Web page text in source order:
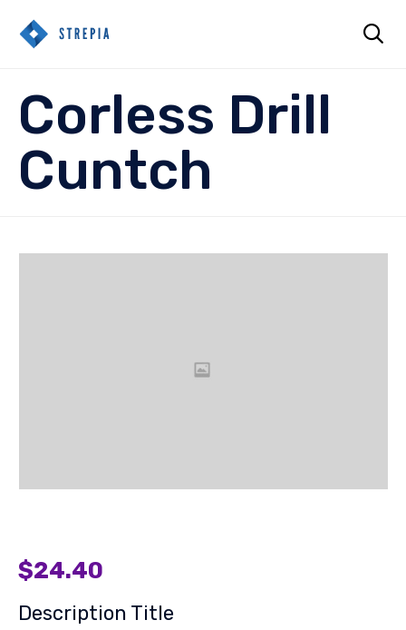

Corless Drill
Cuntch
$24.40
Description Title